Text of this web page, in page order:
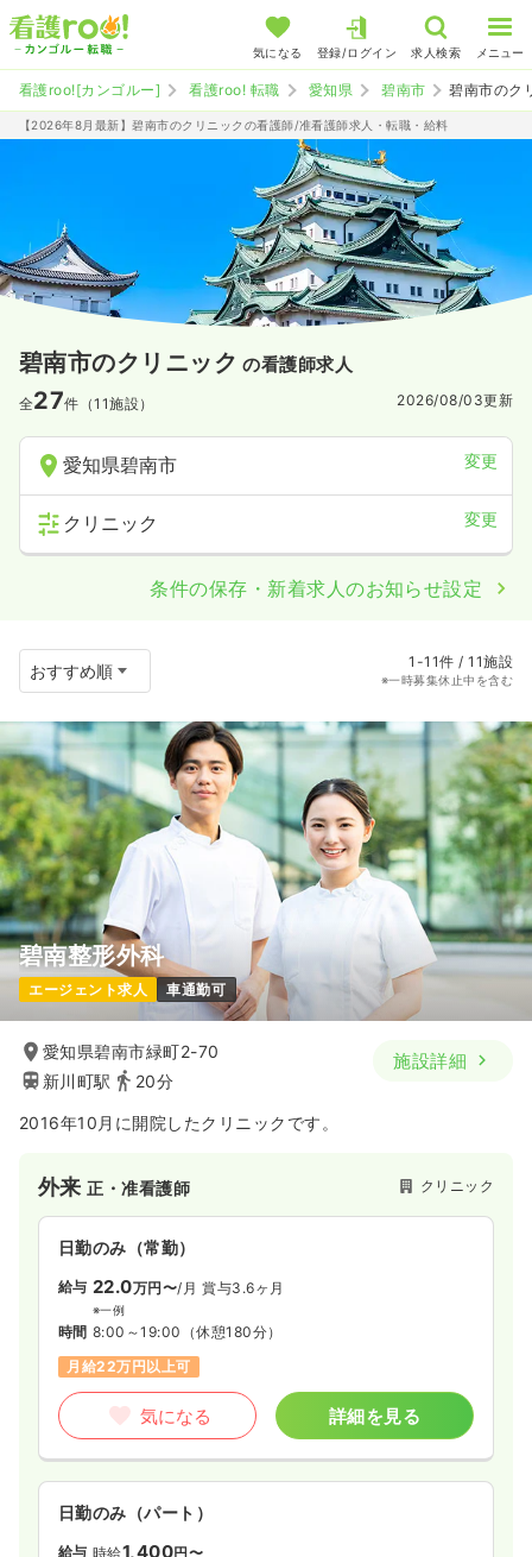
気になる 登録/ログイン 求人検索 メニュー
看護roo![カンゴルー] 看護roo! 転職 愛知県 碧南市 碧南市のク
【2026年8月最新】碧南市のクリニックの看護師/准看護師求人・転職・給料
碧南市のクリニック の看護師求人
全27件（11施設） 2026/08/03更新
愛知県碧南市 変更
クリニック 変更
条件の保存・新着求人のお知らせ設定
1-11件 / 11施設
※一時募集休止中を含む
碧南整形外科
エージェント求人 車通勤可
愛知県碧南市緑町2-70
新川町駅
20分
施設詳細
2016年10月に開院したクリニックです。
外来正・准看護師 クリニック
日勤のみ（常勤）
給与 22.0万円〜/月 賞与3.6ヶ月
※一例
時間 8:00～19:00 （休憩180分）
月給22万円以上可
気になる 詳細を見る
日勤のみ（パート）
給与 時給1,400円〜